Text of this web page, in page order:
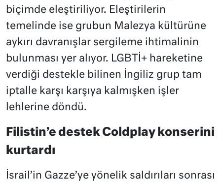
biçimde eleştiriliyor. Eleştirilerin
temelinde ise grubun Malezya kültürüne
aykırı davranışlar sergileme ihtimalinin
bulunması yer alıyor. LGBTİ+ hareketine
verdiği destekle bilinen İngiliz grup tam
iptalle karşı karşıya kalmışken işler
lehlerine döndü.
Filistin’e destek Coldplay konserini
kurtardı
İsrail’in Gazze’ye yönelik saldırıları sonrası